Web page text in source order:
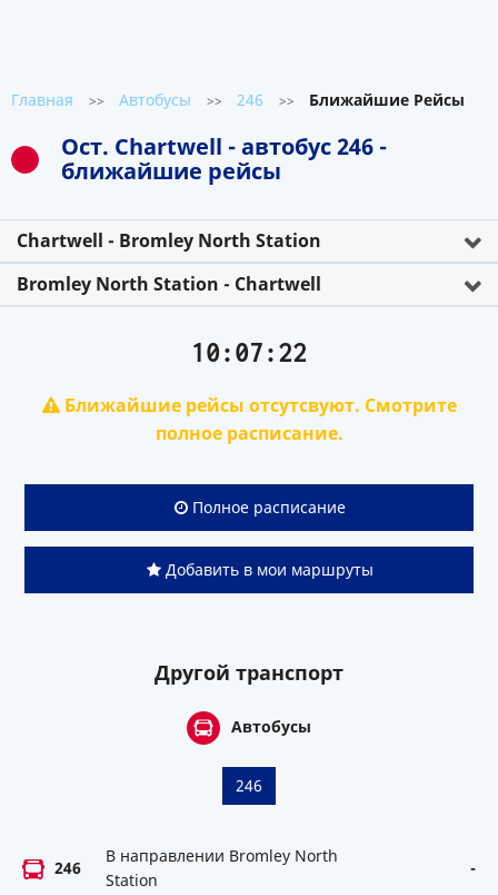
Главная >> Автобусы >> 246 >> Ближайшие Рейсы
Ост. Chartwell - автобус 246 -
ближайшие рейсы
Chartwell - Bromley North Station
Bromley North Station - Chartwell
10:07:22
Ближайшие рейсы отсутсвуют. Смотрите
полное расписание.
Полное расписание
Добавить в мои маршруты
Другой транспорт
Автобусы
246
246
В направлении Bromley North
Station
-